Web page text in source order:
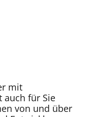
mit
auch für Sie
von und über